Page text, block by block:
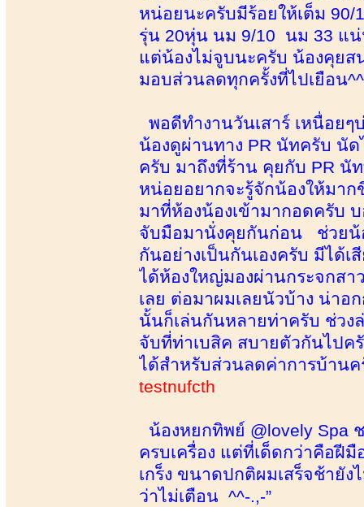
หน่อยนะครับมีร้อยให้เต็ม
รุ่น 20หุ่น นม 9/10 นม 33 แน่
แต่น้องไม่จูบนะครับ น้องคุย
มอบส่วนลดทุกครั้งที่ไปเยือน
พอดีทำงานวันเสาร์ เหนื่อย
น้องดูผ่านทาง PR นัทครับ นั
ครับ มาถึงที่ร้าน คุยกับ PR
หน่อยอยากจะรู้จักน้องให้มา
มาที่ห้องน้องเข้ามากอดครับ
จับมือมานั่งคุยกันก่อน ช่วยน้
กันอย่างเป็นกันเองครับ มีได้
ได้ห้องใหญ่มองผ่านกระจกส
เลย ต่อมาผมเลยนัวบ้าง น่าอ
นั้นก็เล่นกันหลายท่าครับ ช่วง
จับที่ท่าเบสิค สบายตัวกันไป
ได้สำหรับส่วนลดค่าการบ้านค
testnufcth
น้องหยกทิพย์ @lovely Spa
ครบเครื่อง แต่ที่เด็ดกว่าคือฝีมื
เกร็ง ขนาดปกติผมเสร็จช้ายัง
ว่าไม่เตือน ^^-.,-”